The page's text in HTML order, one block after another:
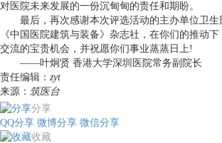
对医院未来发展的一份沉甸甸的责任和期盼。
最后，再次感谢本次评选活动的主办单位卫生
《中国医院建筑与装备》杂志社，在你们的推动
交流的宝贵机会，并祝愿你们事业蒸蒸日上!
——叶炯贤 香港大学深圳医院常务副院长
责任编辑： zyt
来源： 筑医台
分享
QQ分享 微博分享 微信分享
收藏